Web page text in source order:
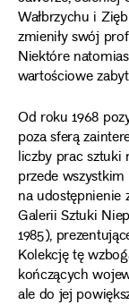
Wałbrzychu i
zmieniły swój
Niektóre
wartościowe
Od roku 1968
poza sferą
liczby prac sztuki
przede
na udostępnienie
Galerii Sztuki
1985),
Kolekcję tę
kończących
ale do jej